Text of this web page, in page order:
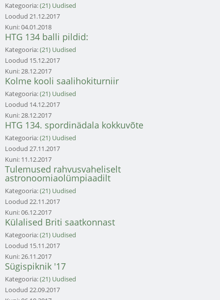
Kategooria:(21) Uudised
Loodud 21.12.2017
Kuni:04.01.2018
HTG 134 balli pildid:
Kategooria:(21) Uudised
Loodud 15.12.2017
Kuni:28.12.2017
Kolme kooli saalihokiturniir
Kategooria:(21) Uudised
Loodud 14.12.2017
Kuni:28.12.2017
HTG 134. spordinädala kokkuvõte
Kategooria:(21) Uudised
Loodud 27.11.2017
Kuni: 11.12.2017
Tulemused rahvusvaheliselt
astronoomiaolümpiaadilt
Kategooria:(21) Uudised
Loodud 22.11.2017
Kuni:06.12.2017
Külalised Briti saatkonnast
Kategooria:(21) Uudised
Loodud 15.11.2017
Kuni:26.11.2017
Sügispiknik '17
Kategooria:(21) Uudised
Loodud 22.09.2017